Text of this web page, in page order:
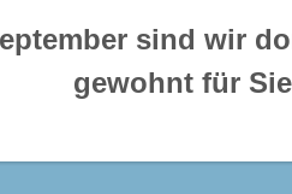
Schülern erreicht die
Kindern und
soll auf die
sind wir
gewohnt für